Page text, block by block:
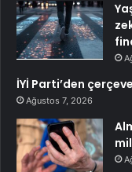
İYİ Parti’den
Ağustos 7, 2026